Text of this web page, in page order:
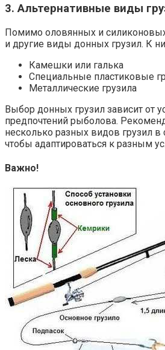
3. Альтернативные виды
Помимо оловянных и
и другие виды донных грузил. К
Камешки или галька
Специальные пластиковые
Металлические грузила
Выбор донных грузил зависит от
предпочтений рыболова.
несколько разных видов грузил в
чтобы адаптироваться к разным
Важно!